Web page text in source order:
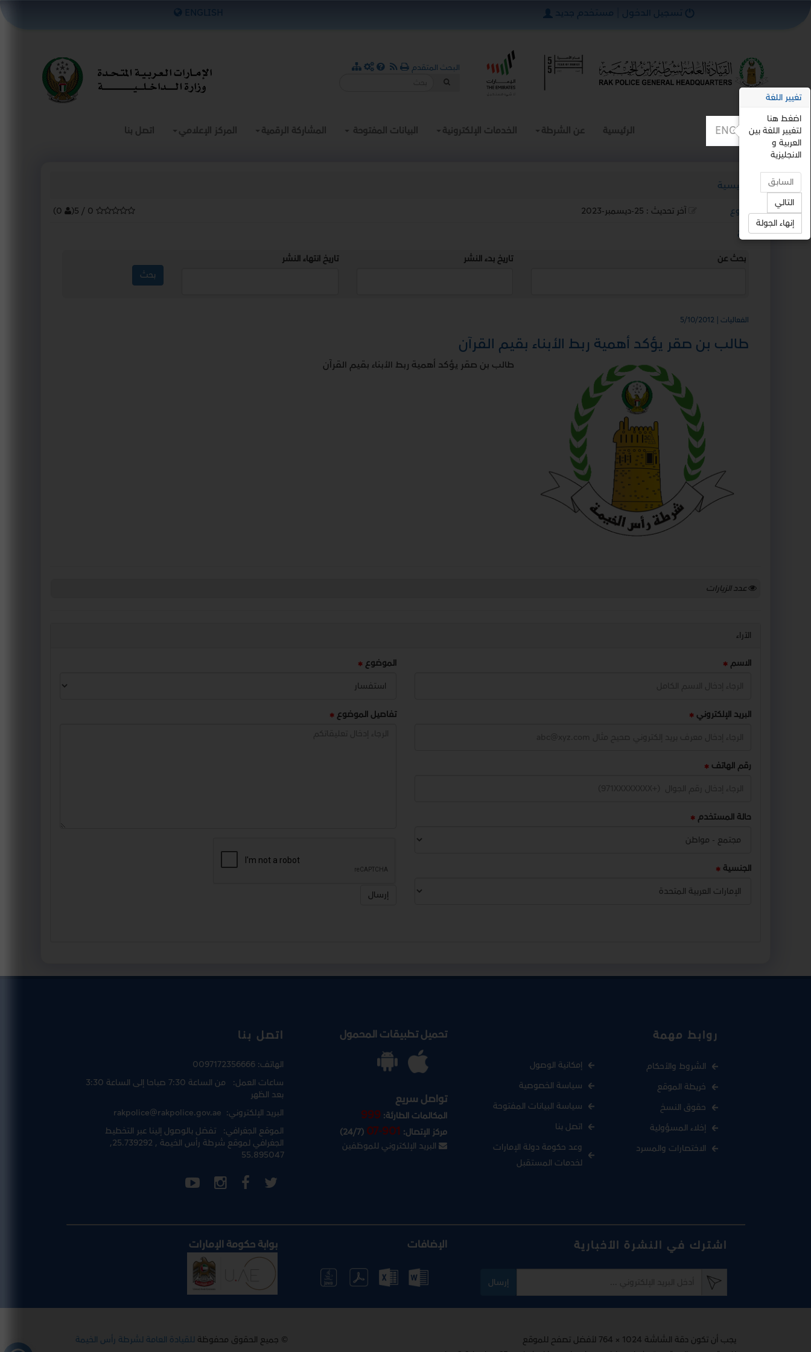
تسجيل الدخول مستخدم جديد ENGLISH
البحث المتقدم
ENGLISH الرئيسية عن الشرطة الخدمات الإلكترونية البيانات المفتوحة المشاركة الرقمية المركز الإعلامي اتصل بنا
×
الرئيسية
رجوع آخر تحديث : 25-ديسمبر-2023 0 / 5
(
0
)
استمع
بحث عن تاريخ بدء النشر تاريخ انتهاء النشر
الفعاليات | 5/10/2012
طالب بن صقر يؤكد أهمية ربط الأبناء بقيم القرآن
طالب بن صقر يؤكد أهمية ربط الأبناء بقيم القرآن
عدد الزيارات
الآراء
الاسم
البريد الإلكتروني
رقم الهاتف
حالة المستخدم
الجنسية
الموضوع
تفاصيل الموضوع
إرسال
روابط مهمة
الشروط والأحكام
خريطة الموقع
حقوق النسخ
إخلاء المسؤولية
الاختصارات والمسرد
إمكانية الوصول
سياسة الخصوصية
سياسة البيانات المفتوحة
اتصل بنا
وعد حكومة دولة الإمارات
لخدمات المستقبل
تحميل تطبيقات المحمول
تواصل سريع
المكالمات الطارئة:999
مركز الإتصال: 07-901
(24/7)
البريد الإلكتروني للموظفين
اتصل بنا
الهاتف:0097172356666
ساعات العمل:
من الساعة 7:30 صباحا إلى الساعة 3:30
بعد الظهر
البريد الإلكتروني:
الموقع الجغرافي:
تفضل بالوصول إلينا عبر التخطيط
الجغرافي لموقع شرطة رأس الخيمة
, 25.739292,
55.895047
اشترك في النشرة الأخبارية
إرسال
الإضافات بوابة حكومة الإمارات
يجب أن تكون دقة الشاشة 1024 × 764 لأفضل تصفح للموقع
© جميع الحقوق محفوظة للقيادة العامة لشرطة رأس الخيمة
تغيير اللغة
اضغط هنا
لتغيير اللغة بين
العربية و
الانجليزية
السابق
التالي
إنهاء الجولة